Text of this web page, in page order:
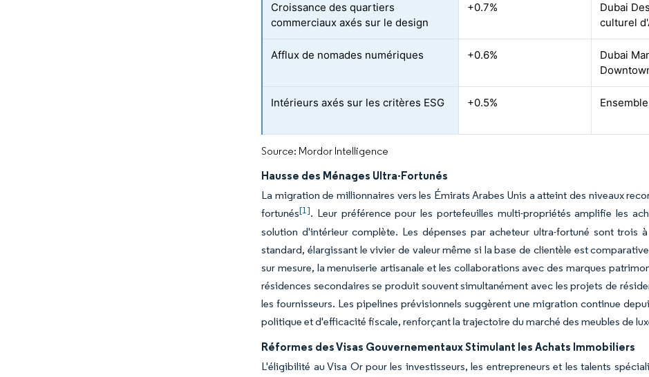
Croissance des quartiers
commerciaux axés sur le design
+0.7%
Dubai
culturel
Afflux de nomades numériques +0.6%
Dubai
Intérieurs axés sur les critères ESG +0.5%
Source: Mordor Intelligence
Hausse des Ménages Ultra-Fortunés
La migration de millionnaires vers les Émirats Arabes Unis a atteint des niveaux
fortunés[1]. Leur préférence pour les portefeuilles multi-propriétés amplifie les
solution d'intérieur complète. Les dépenses par acheteur ultra-fortuné sont trois
standard, élargissant le vivier de valeur même si la base de clientèle est
sur mesure, la menuiserie artisanale et les collaborations avec des marques
résidences secondaires se produit souvent simultanément avec les projets de
les fournisseurs. Les pipelines prévisionnels suggèrent une migration continue
politique et d'efficacité fiscale, renforçant la trajectoire du marché des meubles de
Réformes des Visas Gouvernementaux Stimulant les Achats Immobiliers
L'éligibilité au Visa Or pour les investisseurs, les entrepreneurs et les talents